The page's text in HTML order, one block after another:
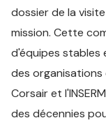
dossier de la
mission. Cette
d'équipes stables
des organisations
Corsair et
des décennies